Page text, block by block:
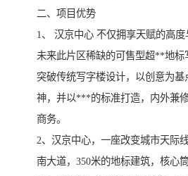
二、项目优势
1、 汉京中心 不仅拥享天赋的高
未来此片区稀缺的可售型超**地标
突破传统写字楼设计，以创意为
神，并以***的标准打造，内外兼
商务。
2、汉京中心，一座改变城市天际
南大道，350米的地标建筑，核心